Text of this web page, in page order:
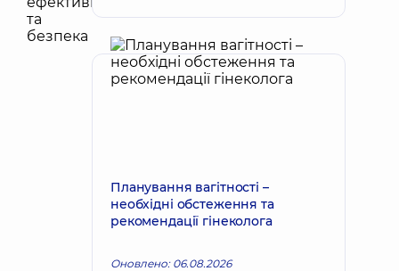
Планування вагітності –
необхідні обстеження та
рекомендації гінеколога
Оновлено: 06.08.2026